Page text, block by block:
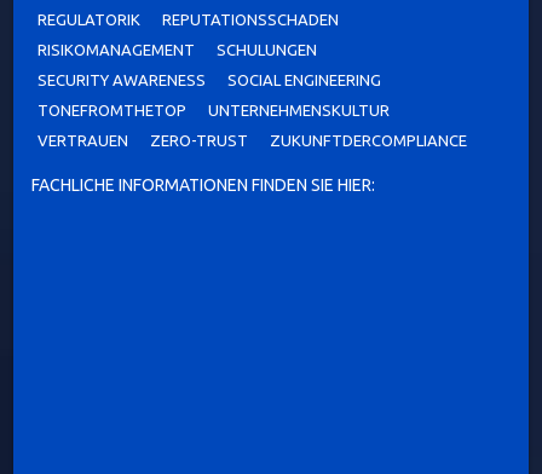
REGULATORIK
REPUTATIONSSCHADEN
RISIKOMANAGEMENT
SCHULUNGEN
SECURITY AWARENESS
SOCIAL ENGINEERING
TONEFROMTHETOP
UNTERNEHMENSKULTUR
VERTRAUEN
ZERO-TRUST ZUKUNFTDERCOMPLIANCE
FACHLICHE INFORMATIONEN FINDEN SIE HIER: